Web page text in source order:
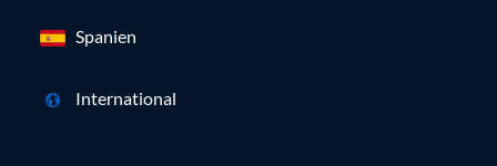
Spanien
International